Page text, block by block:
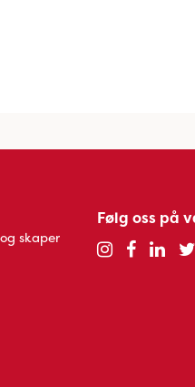
skaper
Følg oss på